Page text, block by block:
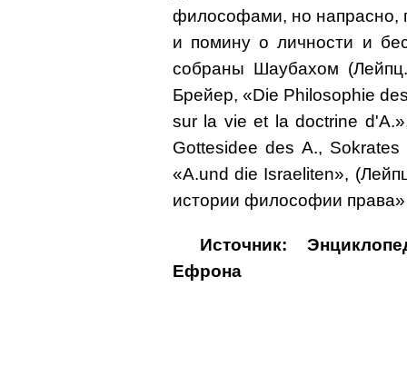
философами, но напрасно,
и помину о личности и
собраны Шаубахом
Брейер, «Die Philosophie
sur la vie et la doctrine
Gottesidee des A.,
«A.und die Israeliten»,
истории философии
Источник:
Ефрона